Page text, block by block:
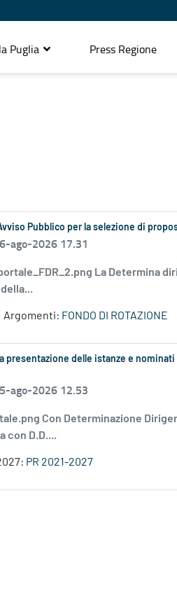
Puglia Press Regione
Pubblico per la selezione di
ago-2026 17.31
La Determina
Argomenti: FONDO DI ROTAZIONE
presentazione delle istanze e
ago-2026 12.53
Con Determinazione
con D.D....
PR 2021-2027